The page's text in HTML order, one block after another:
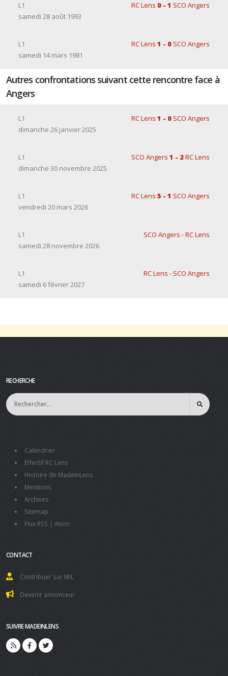
L1 RC Lens 0 - 1 SCO Angers
samedi 28 août 1993
L1 RC Lens 1 - 0 SCO Angers
samedi 14 mars 1981
Autres confrontations suivant cette rencontre face à
Angers
L1 RC Lens 1 - 0 SCO Angers
dimanche 26 janvier 2025
L1 SCO Angers 1 - 2RC Lens
dimanche 30 novembre 2025
L1 RC Lens 5 - 1 SCO Angers
vendredi 20 mars 2026
L1
SCO Angers - RC Lens
samedi 28 novembre 2026
L1
RC Lens - SCO Angers
samedi 6 février 2027
RECHERCHE
Calendrier
Effectif RC Lens
Histoire de MadeInLens
Mentions
Archives
Sitemap
Flux RSS | Atom
CONTACT
Contribuer sur MiL
Devenir annonceur
SUIVRE MADEINLENS